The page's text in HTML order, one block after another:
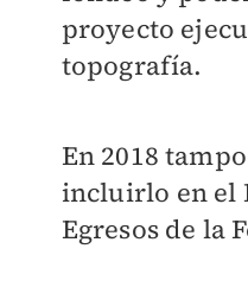
proyecto
topografía.
En 2018
incluirlo en el
Egresos de la